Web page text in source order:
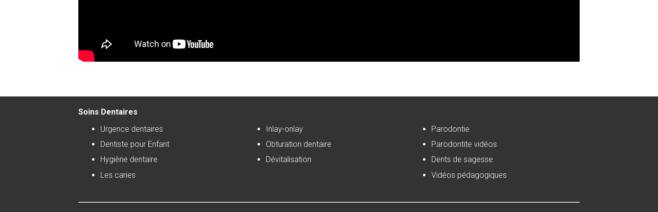
Soins Dentaires
Urgence dentaires
Dentiste pour Enfant
Hygiène dentaire
Les caries
Inlay-onlay
Obturation dentaire
Dévitalisation
Parodontie
Parodontite vidéos
Dents de sagesse
Vidéos pédagogiques